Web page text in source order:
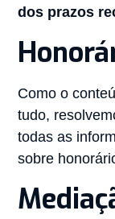
dos prazos
Como o
tudo,
todas as
sobre